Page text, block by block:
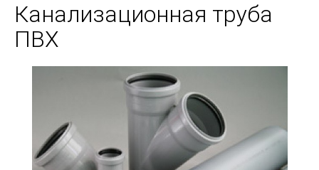
Канализационная труба
ПВХ